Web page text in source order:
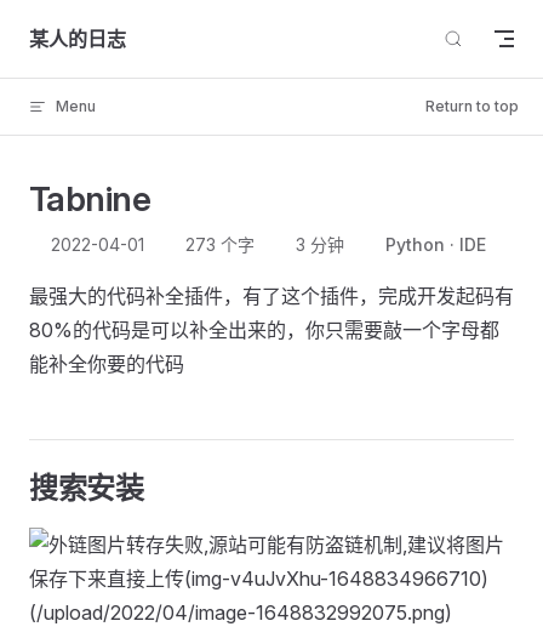
Skip to content
某人的日志
Menu Return to top
Tabnine
2022-04-01 273 个字 3 分钟 Python IDE
最强大的代码补全插件，有了这个插件，完成开发起码有
80%的代码是可以补全出来的，你只需要敲一个字母都
能补全你要的代码
搜索安装